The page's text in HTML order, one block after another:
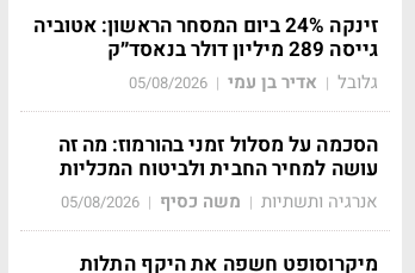
זינקה 24% ביום המסחר הראשון: אטוביה
גייסה 289 מיליון דולר בנאסד״ק
גלובל | אדיר בן עמי |
05/08/2026
הסכמה על מסלול זמני בהורמוז: מה זה
עושה למחיר החבית ולביטוח המכליות
אנרגיה ותשתיות | משה כסיף |
05/08/2026
מיקרוסופט חשפה את היקף התלות